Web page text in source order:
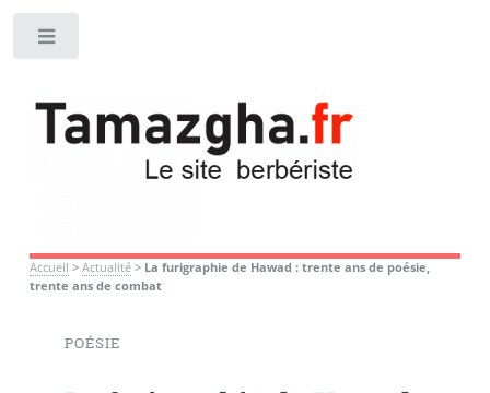
Accueil > Actualité> La furigraphie de Hawad : trente ans de poésie,
trente ans de combat
POÉSIE